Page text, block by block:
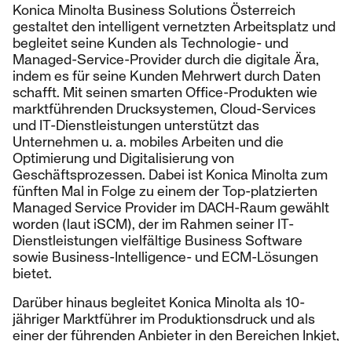
Konica Minolta Business Solutions Österreich
gestaltet den intelligent vernetzten Arbeitsplatz und
begleitet seine Kunden als Technologie- und
Managed-Service-Provider durch die digitale Ära,
indem es für seine Kunden Mehrwert durch Daten
schafft. Mit seinen smarten Office-Produkten wie
marktführenden Drucksystemen, Cloud-Services
und IT-Dienstleistungen unterstützt das
Unternehmen u. a. mobiles Arbeiten und die
Optimierung und Digitalisierung von
Geschäftsprozessen. Dabei ist Konica Minolta zum
fünften Mal in Folge zu einem der Top-platzierten
Managed Service Provider im DACH-Raum gewählt
worden (laut iSCM), der im Rahmen seiner IT-
Dienstleistungen vielfältige Business Software
sowie Business-Intelligence- und ECM-Lösungen
bietet.
Darüber hinaus begleitet Konica Minolta als 10-
jähriger Marktführer im Produktionsdruck und als
einer der führenden Anbieter in den Bereichen Inkjet,